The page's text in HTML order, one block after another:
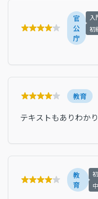
官
公
庁
入
初
教育
テキストもありわか
教
育